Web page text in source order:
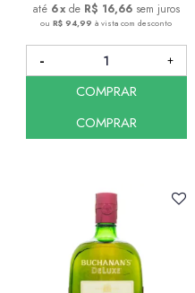
6x de R$ 16,66 sem juros
ouR$ 94,99à vista com desconto
COMPRAR
COMPRAR